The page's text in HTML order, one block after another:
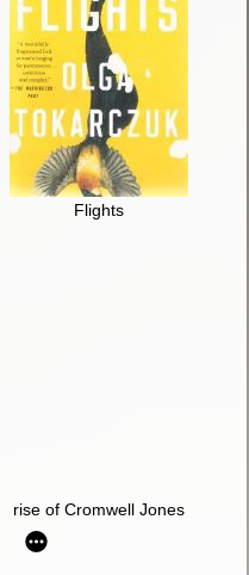
Flights
rise of Cromwell Jones